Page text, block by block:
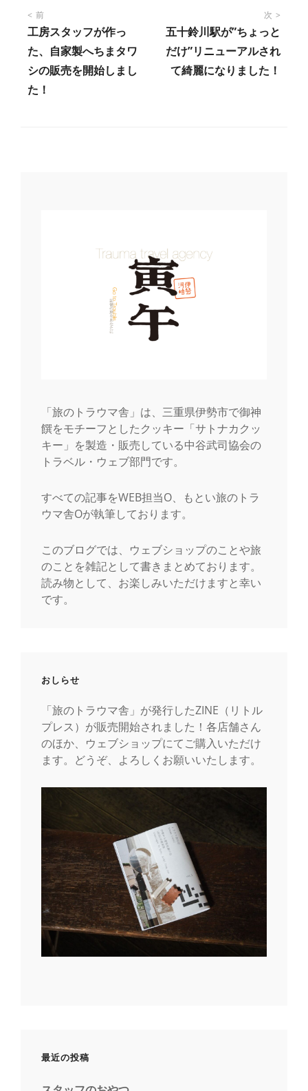
投
稿
ナ
前
工房スタッフが作っ
た、自家製へちまタワ
シの販売を開始しまし
た！
次
五十鈴川駅が”ちょっと
だけ”リニューアルされ
て綺麗になりました！
「旅のトラウマ舎」は、三重県伊勢市で御神
饌をモチーフとしたクッキー「サトナカクッ
キー」を製造・販売している中谷武司協会の
トラベル・ウェブ部門です。
すべての記事をWEB担当O、もとい旅のトラ
ウマ舎Oが執筆しております。
このブログでは、ウェブショップのことや旅
のことを雑記として書きまとめております。
読み物として、お楽しみいただけますと幸い
です。
おしらせ
「旅のトラウマ舎」が発行したZINE（リトル
プレス）が販売開始されました！各店舗さん
のほか、ウェブショップにてご購入いただけ
ます。どうぞ、よろしくお願いいたします。
最近の投稿